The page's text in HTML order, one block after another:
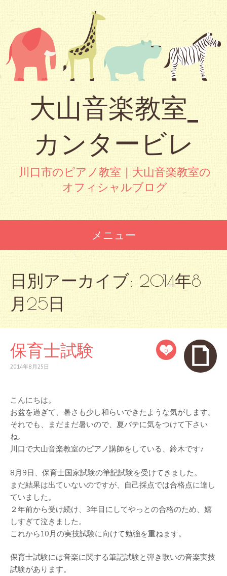
大山音楽教室_
カンタービレ
川口市のピアノ教室｜大山音楽教室の
オフィシャルブログ
メニュー
日別アーカイブ: 2014年8
月25日
0
保育士試験
2014年8月25日
こんにちは。
お盆を過ぎて、暑さも少し和らいできたような気がします。
それでも、まだまだ暑いので、夏バテに気をつけて下さい
ね。
川口で大山音楽教室のピアノ講師をしている、鈴木です♪
8月9日、保育士国家試験の筆記試験を受けてきました。
まだ結果は出ていないのですが、
自己採点では合格点に達し
ていました。
２年前から受け続け、3年目にしてやっとの合格のため、 嬉
しすぎて泣きました。
これから10月の実技試験に向けて勉強を重ねます。
保育士試験には音楽に関する筆記試験と弾き歌いの音楽実技
試験があります。